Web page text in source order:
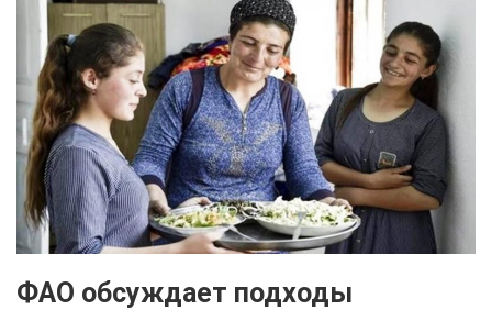
ФАО обсуждает подходы